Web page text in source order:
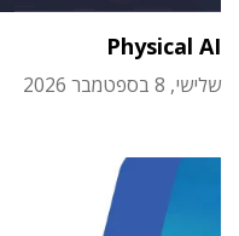
Physical AI
שלישי, 8 בספטמבר 2026